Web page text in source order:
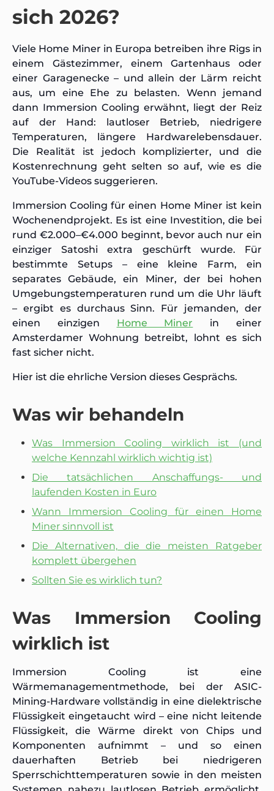
sich 2026?
Viele Home Miner in Europa betreiben ihre Rigs in
einem Gästezimmer, einem Gartenhaus oder
einer Garagenecke – und allein der Lärm reicht
aus, um eine Ehe zu belasten. Wenn jemand
dann Immersion Cooling erwähnt, liegt der Reiz
auf der Hand: lautloser Betrieb, niedrigere
Temperaturen, längere Hardwarelebensdauer.
Die Realität ist jedoch komplizierter, und die
Kostenrechnung geht selten so auf, wie es die
YouTube-Videos suggerieren.
Immersion Cooling für einen Home Miner ist kein
Wochenendprojekt. Es ist eine Investition, die bei
rund €2.000–€4.000 beginnt, bevor auch nur ein
einziger Satoshi extra geschürft wurde. Für
bestimmte Setups – eine kleine Farm, ein
separates Gebäude, ein Miner, der bei hohen
Umgebungstemperaturen rund um die Uhr läuft
– ergibt es durchaus Sinn. Für jemanden, der
einen einzigen Home Miner in einer
Amsterdamer Wohnung betreibt, lohnt es sich
fast sicher nicht.
Hier ist die ehrliche Version dieses Gesprächs.
Was wir behandeln
Was Immersion Cooling wirklich ist (und
welche Kennzahl wirklich wichtig ist)
Die tatsächlichen Anschaffungs- und
laufenden Kosten in Euro
Wann Immersion Cooling für einen Home
Miner sinnvoll ist
Die Alternativen, die die meisten Ratgeber
komplett übergehen
Sollten Sie es wirklich tun?
Was Immersion Cooling
wirklich ist
Immersion Cooling ist eine
Wärmemanagementmethode, bei der ASIC-
Mining-Hardware vollständig in eine dielektrische
Flüssigkeit eingetaucht wird – eine nicht leitende
Flüssigkeit, die Wärme direkt von Chips und
Komponenten aufnimmt – und so einen
dauerhaften Betrieb bei niedrigeren
Sperrschichttemperaturen sowie in den meisten